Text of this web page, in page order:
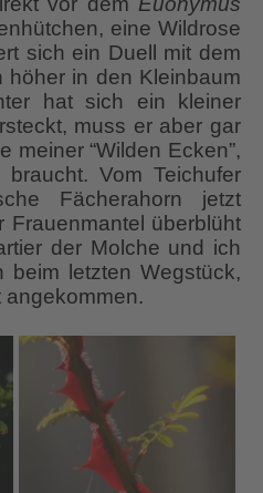
eine Wildrose
sich ein Duell mit dem
höher in den Kleinbaum
hat sich ein kleiner
muss er aber gar
meiner “Wilden Ecken”,
Vom Teichufer
Fächerahorn jetzt
Frauenmantel überblüht
der Molche und ich
beim letzten Wegstück,
angekommen.